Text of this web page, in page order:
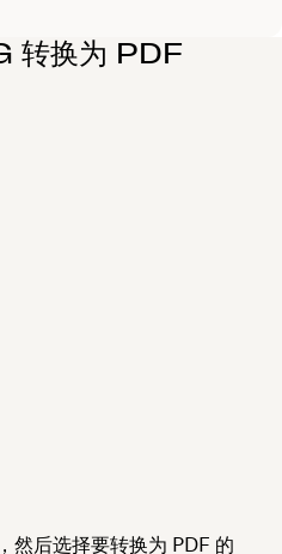
转换为 PDF
然后选择要转换为 PDF 的